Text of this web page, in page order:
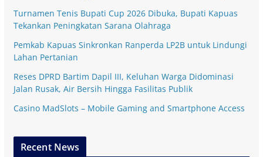
Turnamen Tenis Bupati Cup 2026 Dibuka, Bupati Kapuas
Tekankan Peningkatan Sarana Olahraga
Pemkab Kapuas Sinkronkan Ranperda LP2B untuk Lindungi
Lahan Pertanian
Reses DPRD Bartim Dapil III, Keluhan Warga Didominasi
Jalan Rusak, Air Bersih Hingga Fasilitas Publik
Casino MadSlots – Mobile Gaming and Smartphone Access
Recent News